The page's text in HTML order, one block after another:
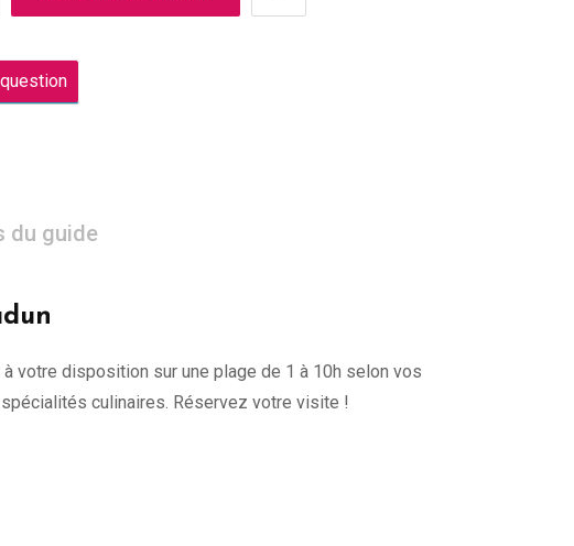
du guide
votre disposition sur une plage de 1 à 10h selon vos
culinaires. Réservez votre visite !